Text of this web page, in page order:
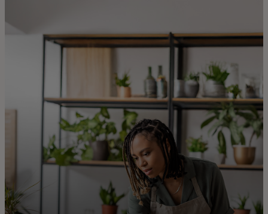
Voor bedrijven
Voor de wereld
Voor innovators
Nieuws en trends